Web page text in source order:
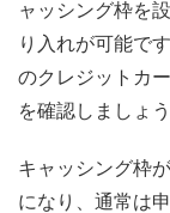
ャッシング枠を
り入れが可能で
のクレジットカ
を確認しましょう
キャッシング枠
になり、通常は